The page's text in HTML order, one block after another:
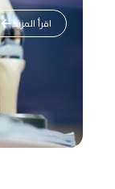
اقرأ المزيد